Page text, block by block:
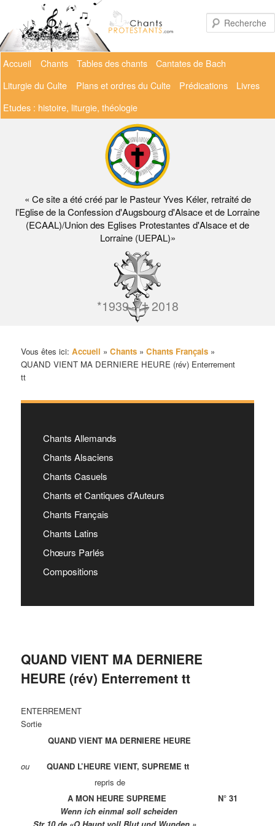
contenu
principal
« Ce site a été créé par le Pasteur Yves Kéler, retraité de
l'Eglise de la Confession d'Augsbourg d'Alsace et de Lorraine
(ECAAL)/Union des Eglises Protestantes d'Alsace et de
Lorraine (UEPAL)»
*1939 – † 2018
Menu
Accueil Chants Tables des chants
Cantates de Bach
Liturgie du Culte
Plans et ordres du Culte Prédications
Livres
Etudes : histoire, liturgie, théologie
QUAND VIENT MA DERNIERE
HEURE (rév) Enterrement tt
ENTERREMENT
Sortie
QUAND VIENT MA DERNIERE HEURE
ou
QUAND L’HEURE VIENT, SUPREME tt
repris de
A MON HEURE SUPREME N° 31
Wenn ich einmal soll scheiden
Vous êtes ici:Accueil »Chants »Chants Français »
QUAND VIENT MA DERNIERE HEURE (rév) Enterrement
tt
Chants Allemands
Chants Alsaciens
Chants Casuels
Chants et Cantiques d’Auteurs
Chants Français
Chants Latins
Chœurs Parlés
Compositions